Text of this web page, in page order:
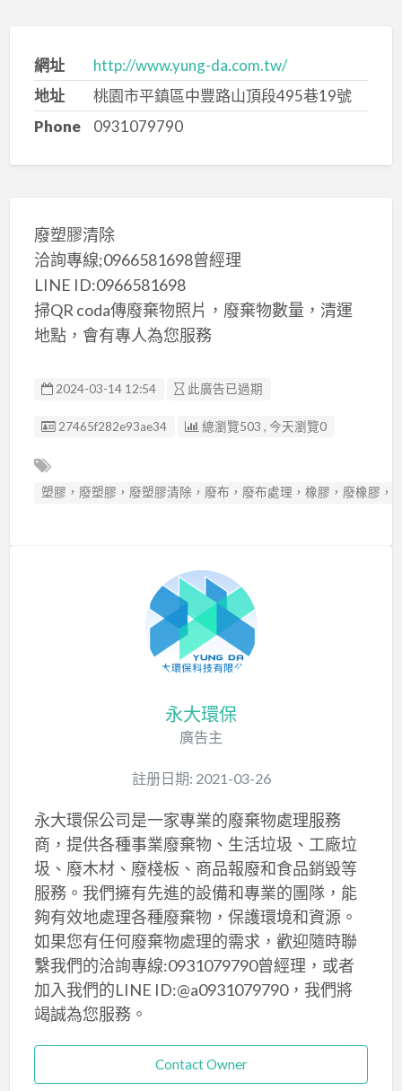
網址
http://www.yung-da.com.tw/
地址
桃園市平鎮區中豐路山頂段495巷19號
Phone
0931079790
廢塑膠清除
洽詢專線;0966581698曾經理
LINE ID:0966581698
掃QR coda傳廢棄物照片，廢棄物數量，清運
地點，會有專人為您服務
2024-03-14 12:54 此廣告已過期
廣告编號
27465f282e93ae34 總瀏覽503 , 今天瀏覽0
塑膠，廢塑膠，廢塑膠清除，廢布，廢布處理，橡膠，廢橡膠，
永大環保
廣告主
註册日期: 2021-03-26
永大環保公司是一家專業的廢棄物處理服務
商，提供各種事業廢棄物、生活垃圾、工廠垃
圾、廢木材、廢棧板、商品報廢和食品銷毀等
服務。我們擁有先進的設備和專業的團隊，能
夠有效地處理各種廢棄物，保護環境和資源。
如果您有任何廢棄物處理的需求，歡迎隨時聯
繫我們的洽詢專線:0931079790曾經理，或者
加入我們的LINE ID:@a0931079790，我們將
竭誠為您服務。
Contact Owner